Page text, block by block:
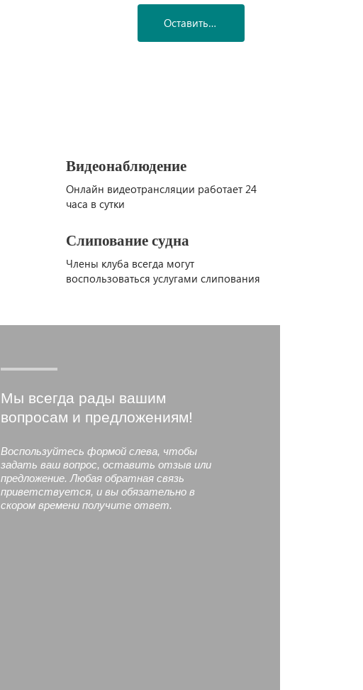
Оставить заявку
Видеонаблюдение
Онлайн видеотрансляции работает 24
часа в сутки
Слипование судна
Члены клуба всегда могут
воспользоваться услугами слипования
Мы всегда рады вашим
вопросам и предложениям!
Воспользуйтесь формой слева, чтобы
задать ваш вопрос, оставить отзыв или
предложение. Любая обратная связь
приветствуется, и вы обязательно в
скором времени получите ответ.